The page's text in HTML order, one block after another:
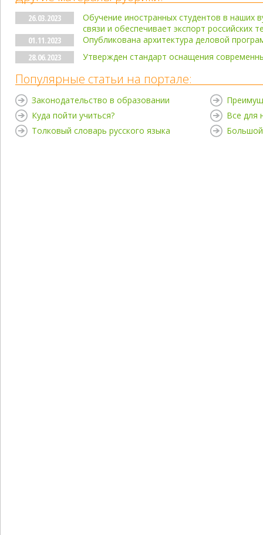
26.03.2023
Обучение иностранных студентов в наших
связи и обеспечивает экспорт российских
01.11.2023
Опубликована архитектура деловой
28.06.2023
Утвержден стандарт оснащения
Популярные статьи на портале:
Законодательство в образовании
Куда пойти учиться?
Толковый словарь русского языка
Все для
Большой